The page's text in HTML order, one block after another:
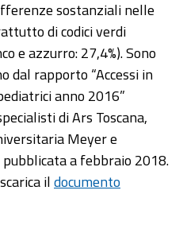
sostanziali nelle
di codici verdi
e azzurro: 27,4%). Sono
dal rapporto “Accessi in
anno 2016”
di Ars Toscana,
Meyer e
a febbraio 2018.
ildocumento